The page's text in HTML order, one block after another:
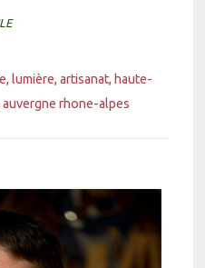
lumière artisanat haute-
auvergne rhone-alpes